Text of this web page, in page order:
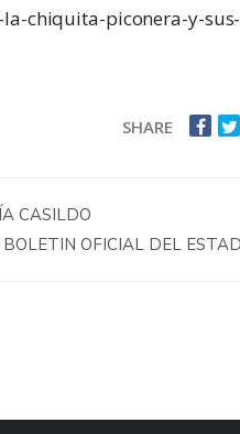
chiquita-piconera-y-sus-
SHARE
CASILDO
OFICIAL DEL